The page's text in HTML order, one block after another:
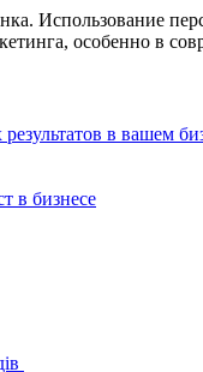
Использование
особенно в
в вашем
в бизнесе